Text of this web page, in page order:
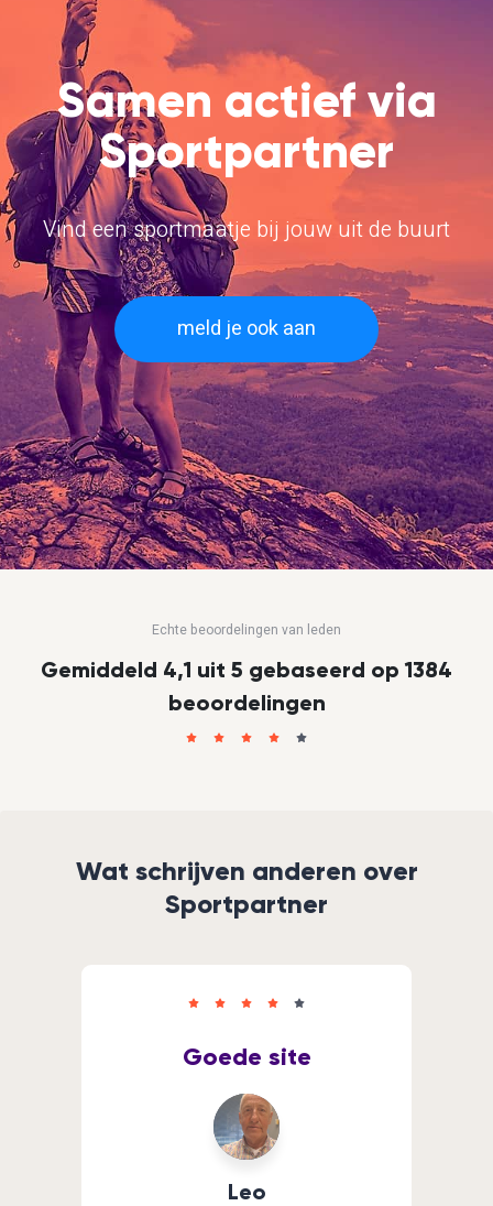
Samen actief via
Sportpartner
Vind een sportmaatje bij jouw uit de buurt
meld je ook aan
Echte beoordelingen van leden
Gemiddeld 4,1 uit 5 gebaseerd op 1384
beoordelingen
Wat schrijven anderen over
Sportpartner
Leo
Goede site